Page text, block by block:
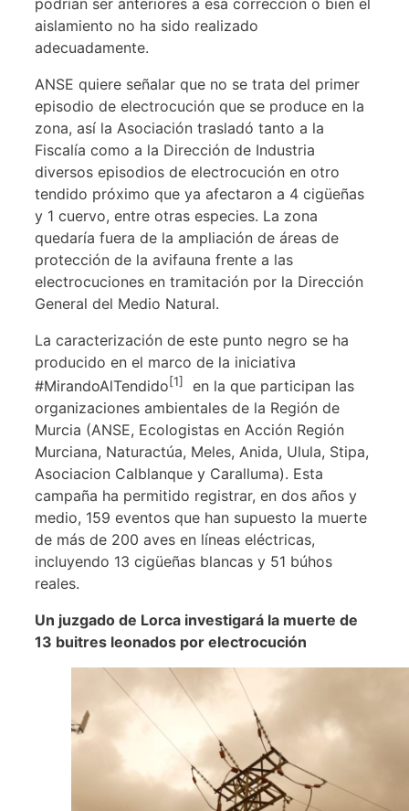
aislamiento no ha sido realizado
adecuadamente.
ANSE quiere señalar que no se trata del primer
episodio de electrocución que se produce en la
zona, así la Asociación trasladó tanto a la
Fiscalía como a la Dirección de Industria
diversos episodios de electrocución en otro
tendido próximo que ya afectaron a 4 cigüeñas
y 1 cuervo, entre otras especies. La zona
quedaría fuera de la ampliación de áreas de
protección de la avifauna frente a las
electrocuciones en tramitación por la Dirección
General del Medio Natural.
La caracterización de este punto negro se ha
producido en el marco de la iniciativa
#MirandoAlTendido[1]
en la que participan las
organizaciones ambientales de la Región de
Murcia (ANSE, Ecologistas en Acción Región
Murciana, Naturactúa, Meles, Anida, Ulula, Stipa,
Asociacion Calblanque y Caralluma). Esta
campaña ha permitido registrar, en dos años y
medio, 159 eventos que han supuesto la muerte
de más de 200 aves en líneas eléctricas,
incluyendo 13 cigüeñas blancas y 51 búhos
reales.
Un juzgado de Lorca investigará la muerte de
13 buitres leonados por electrocución